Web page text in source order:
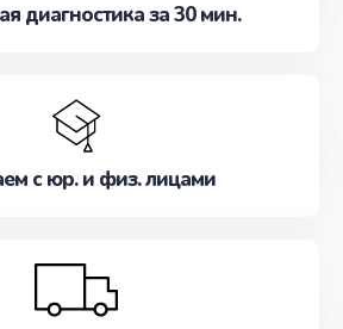
диагностика за 30 мин.
с юр. и физ. лицами